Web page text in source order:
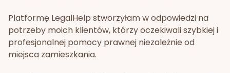
Platformę LegalHelp stworzyłam w odpowiedzi na
potrzeby moich klientów, którzy oczekiwali szybkiej i
profesjonalnej pomocy prawnej niezależnie od
miejsca zamieszkania.